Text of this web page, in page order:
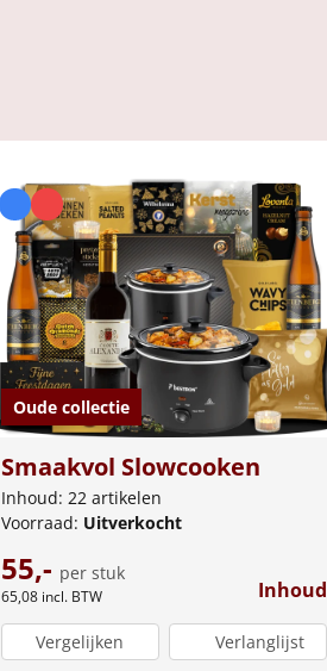
Oude collectie
Smaakvol Slowcooken
Inhoud: 22 artikelen
Voorraad: Uitverkocht
55,- per stuk
65,08 incl. BTW Inhoud
Vergelijken Verlanglijst